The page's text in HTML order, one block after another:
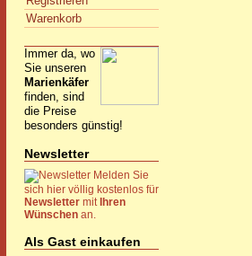
Warenkorb
Immer da, wo
Sie unseren
Marienkäfer
finden, sind
die Preise
besonders günstig!
Newsletter
Melden Sie
sich hier völlig kostenlos für
Newsletter mit Ihren
Wünschen an.
Als Gast einkaufen